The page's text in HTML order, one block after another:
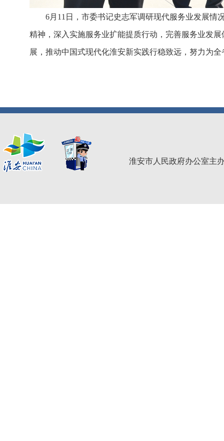
6月11日，市委书记史志军调研现代服务业发展情
精神，深入实施服务业扩能提质行动，完善服务业发
展，推动中国式现代化淮安新实践行稳致远，努力为
淮安市人民政府办公室主